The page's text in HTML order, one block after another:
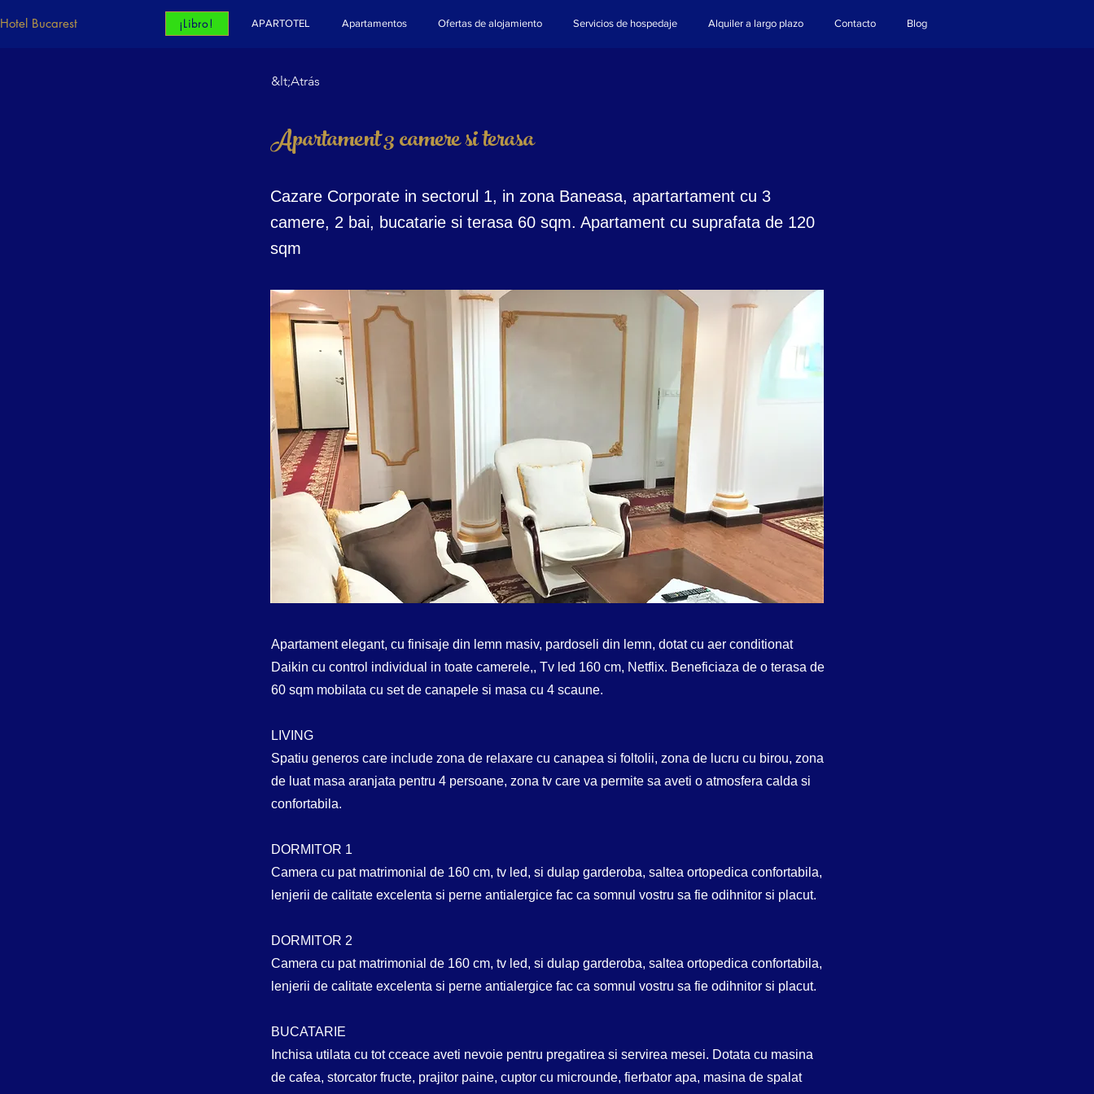
Hotel Bucarest ¡Libro! APARTOTEL Apartamentos Ofertas de alojamiento Servicios de hospedaje Alquiler a largo plazo Contacto Blog
&lt;Atrás
Apartament 3 camere si terasa
Cazare Corporate in sectorul 1, in zona Baneasa, apartartament cu 3
camere, 2 bai, bucatarie si terasa 60 sqm. Apartament cu suprafata de 120
sqm
Apartament elegant, cu finisaje din lemn masiv, pardoseli din lemn, dotat cu aer conditionat
Daikin cu control individual in toate camerele,, Tv led 160 cm, Netflix. Beneficiaza de o terasa de
60 sqm mobilata cu set de canapele si masa cu 4 scaune.
LIVING
Spatiu generos care include zona de relaxare cu canapea si foltolii, zona de lucru cu birou, zona
de luat masa aranjata pentru 4 persoane, zona tv care va permite sa aveti o atmosfera calda si
confortabila.
DORMITOR 1
Camera cu pat matrimonial de 160 cm, tv led, si dulap garderoba, saltea ortopedica confortabila,
lenjerii de calitate excelenta si perne antialergice fac ca somnul vostru sa fie odihnitor si placut.
DORMITOR 2
Camera cu pat matrimonial de 160 cm, tv led, si dulap garderoba, saltea ortopedica confortabila,
lenjerii de calitate excelenta si perne antialergice fac ca somnul vostru sa fie odihnitor si placut.
BUCATARIE
Inchisa utilata cu tot cceace aveti nevoie pentru pregatirea si servirea mesei. Dotata cu masina
de cafea, storcator fructe, prajitor paine, cuptor cu microunde, fierbator apa, masina de spalat